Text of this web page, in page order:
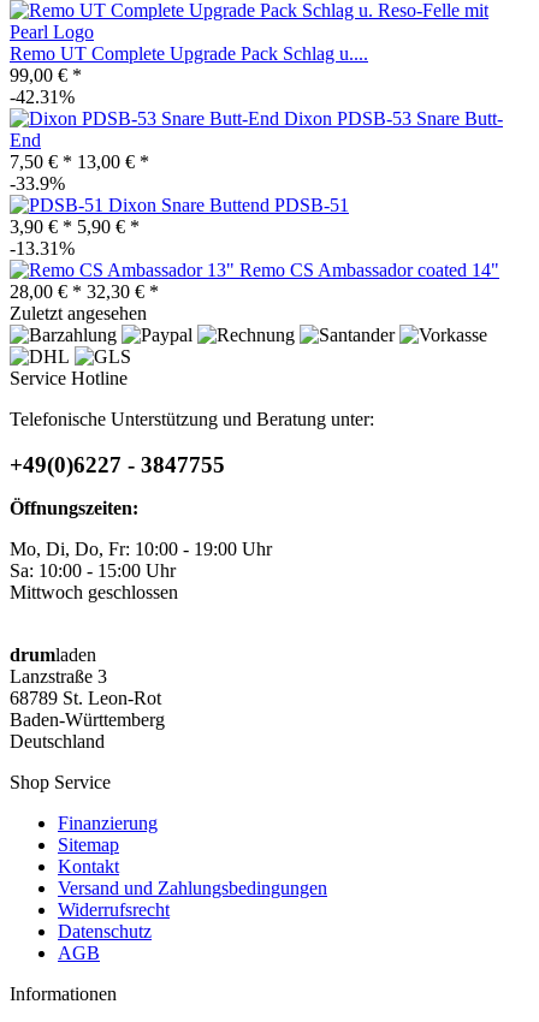
Remo UT Complete Upgrade Pack Schlag u....
99,00 € *
-42.31%
Dixon PDSB-53 Snare Butt-
End
7,50 € * 13,00 € *
-33.9%
Dixon Snare Buttend PDSB-51
3,90 € * 5,90 € *
-13.31%
Remo CS Ambassador coated 14"
28,00 € * 32,30 € *
Zuletzt angesehen
Service Hotline
Telefonische Unterstützung und Beratung unter:
+49(0)6227 - 3847755
Öffnungszeiten:
Mo, Di, Do, Fr: 10:00 - 19:00 Uhr
Sa: 10:00 - 15:00 Uhr
Mittwoch geschlossen
drumladen
Lanzstraße 3
68789 St. Leon-Rot
Baden-Württemberg
Deutschland
Shop Service
Finanzierung
Sitemap
Kontakt
Versand und Zahlungsbedingungen
Widerrufsrecht
Datenschutz
AGB
Informationen